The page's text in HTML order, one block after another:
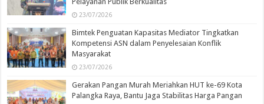
23/07/2026
Bimtek Penguatan Kapasitas Mediator Tingkatkan
Kompetensi ASN dalam Penyelesaian Konflik
Masyarakat
23/07/2026
Gerakan Pangan Murah Meriahkan HUT ke-69 Kota
Palangka Raya, Bantu Jaga Stabilitas Harga Pangan